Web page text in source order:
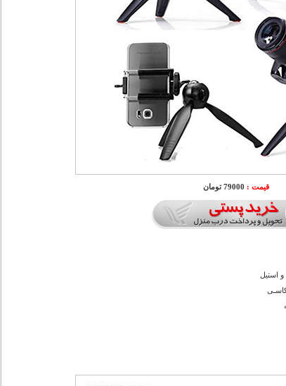
قیمت : 79000 تومان